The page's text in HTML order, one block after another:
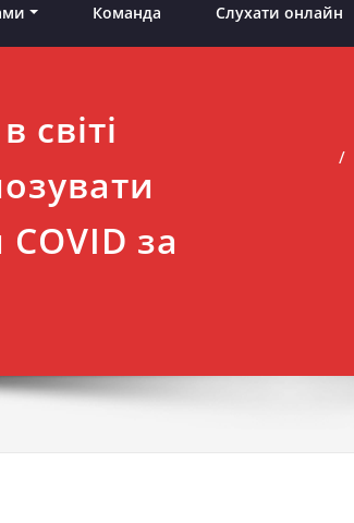
Команда Слухати онлайн
за